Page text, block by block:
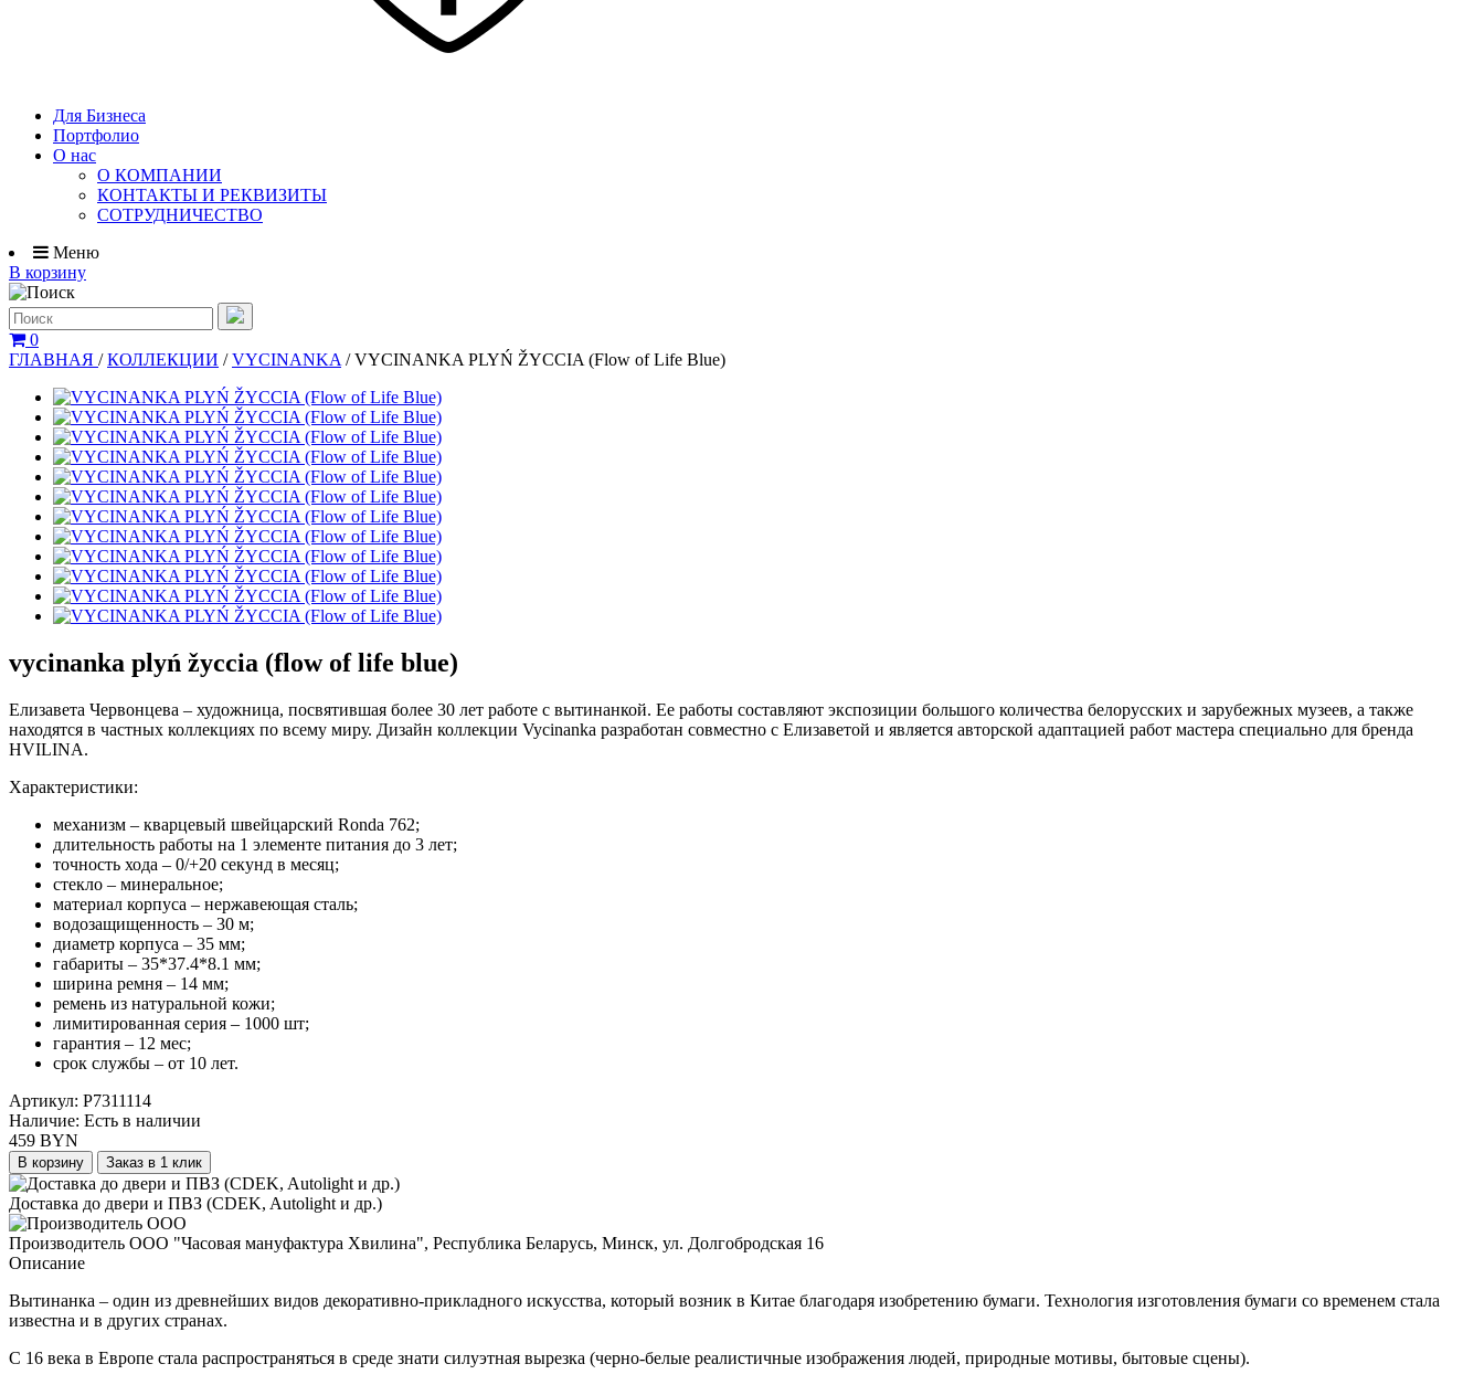
Для Бизнеса
Портфолио
О нас
О КОМПАНИИ
КОНТАКТЫ И РЕКВИЗИТЫ
СОТРУДНИЧЕСТВО
Меню
В корзину
0
ГЛАВНАЯ /КОЛЛЕКЦИИ /VYCINANKA /VYCINANKA PLYŃ ŽYCCIA (Flow of Life Blue)
vycinanka plyń žyccia (flow of life blue)
Елизавета Червонцева – художница, посвятившая более 30 лет работе с вытинанкой. Ее работы составляют экспозиции большого количества белорусских и зарубежных музеев, а также
находятся в частных коллекциях по всему миру. Дизайн коллекции Vycinanka разработан совместно с Елизаветой и является авторской адаптацией работ мастера специально для бренда
HVILINA.
Характеристики:
механизм – кварцевый швейцарский Ronda 762;
длительность работы на 1 элементе питания до 3 лет;
точность хода – 0/+20 секунд в месяц;
стекло – минеральное;
материал корпуса – нержавеющая сталь;
водозащищенность – 30 м;
диаметр корпуса – 35 мм;
габариты – 35*37.4*8.1 мм;
ширина ремня – 14 мм;
ремень из натуральной кожи;
лимитированная серия – 1000 шт;
гарантия – 12 мес;
срок службы – от 10 лет.
Артикул: P7311114
Наличие: Есть в наличии
459 BYN
В корзину Заказ в 1 клик
Доставка до двери и ПВЗ (CDEK, Autolight и др.)
Производитель ООО "Часовая мануфактура Хвилина", Республика Беларусь, Минск, ул. Долгобродская 16
Описание
Вытинанка – один из древнейших видов декоративно-прикладного искусства, который возник в Китае благодаря изобретению бумаги. Технология изготовления бумаги со временем стала
известна и в других странах.
С 16 века в Европе стала распространяться в среде знати силуэтная вырезка (черно-белые реалистичные изображения людей, природные мотивы, бытовые сцены).